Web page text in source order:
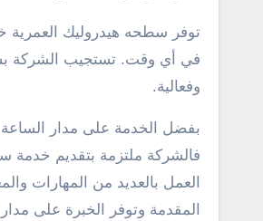
توفر سطحه هيدروليك
في أي وقت. تستجيب الشركة
وفعالية.
بفضل الخدمة على مدار
فالشركة ملتزمة بتقديم خدمة
العمل بالعديد من المهارات
المقدمة وتوفر الخبرة على